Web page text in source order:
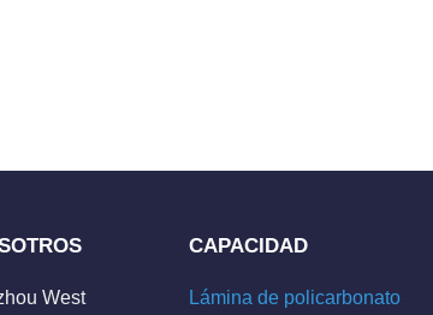
West
CAPACIDAD
Lámina de policarbonato